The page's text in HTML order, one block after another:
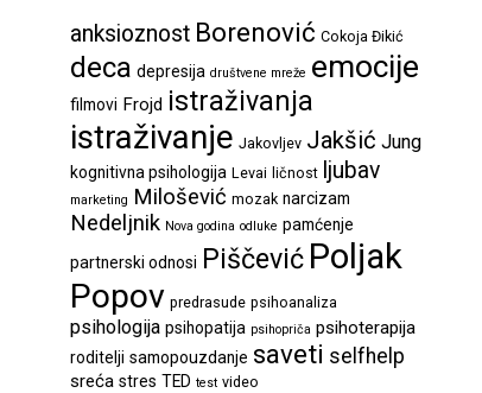
anksioznost Borenović Cokoja Đikić
deca depresija društvene mreže emocije
filmovi Frojd istraživanja
istraživanje Jakovljev Jakšić Jung
kognitivna psihologija Levai ličnost ljubav
marketing Milošević mozak narcizam
Nedeljnik Nova godina odluke pamćenje
partnerski odnosi Piščević Poljak
Popov predrasude psihoanaliza
psihologija psihopatija psihopriča psihoterapija
roditelji samopouzdanje saveti selfhelp
sreća stres TED test video